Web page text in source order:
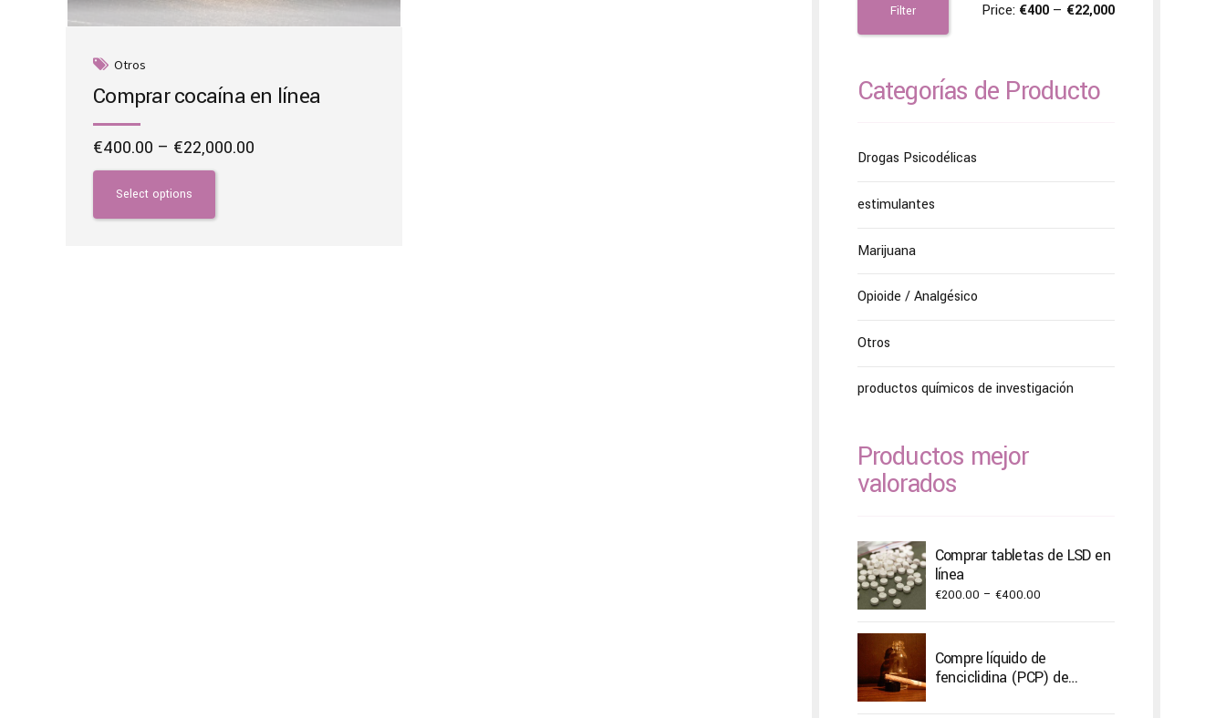
Otros
Comprar cocaína en línea
€400.00 – €22,000.00
Select options
This
product
has
Filter Price: €400 — €22,000
Categorías de Producto
Drogas Psicodélicas
estimulantes
Marijuana
Opioide / Analgésico
Otros
productos químicos de investigación
Productos mejor
valorados
Comprar tabletas de LSD en
línea
€200.00 – €400.00Price
through
€400.00
Compre líquido de
fenciclidina (PCP) de